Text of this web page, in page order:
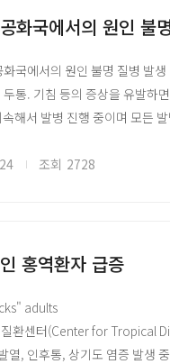
disease fact sheet —
news-room/fact-
용 긴급지침 (2026.05.28) —
publications/i/item/
— Ebola Zaire Vaccine, Live.
제·백신 전문가 자문
publications/i/item/
위원회 임시권고 (2026.05.22)
news/item/22-05-
democratic-republic-of-
공동 대륙 대응계획
반 치료제 개발도 병행 중이
다고 토로했다.
류 서식 범위가 확대될 경우
사진 출처
화국에서의 원인 불
국에서의 원인 불명 질병 발
두통. 기침 등의 증상을 유발
속해서 발병 진행 중이며 모든
에 더욱 취약한 것으로 보고
진행하고 있음
국 원인 불명 질병에 대한 공
협력하여 2024년 11월 30
을 통한 Panzi 지역에 신속
조회 2728
홍역환자 급증
adults
환센터(Center for Tropical
열, 인후통, 상기도 염증 발생